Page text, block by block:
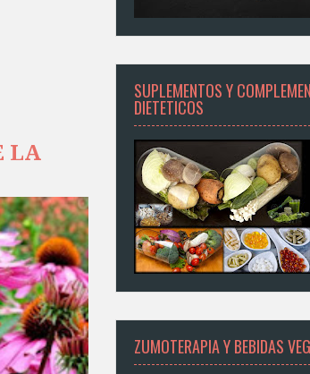
LA
SUPLEMENTOS Y
DIETETICOS
ZUMOTERAPIA Y BEBIDAS